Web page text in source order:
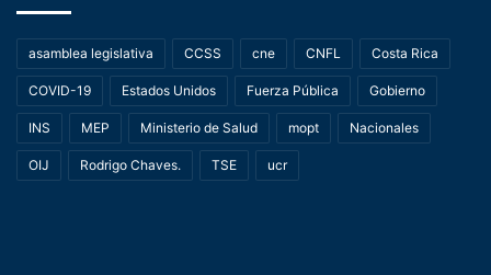
asamblea legislativa CCSS cne CNFL Costa Rica
COVID-19 Estados Unidos Fuerza Pública Gobierno
INS MEP Ministerio de Salud mopt Nacionales
OIJ Rodrigo Chaves. TSE ucr